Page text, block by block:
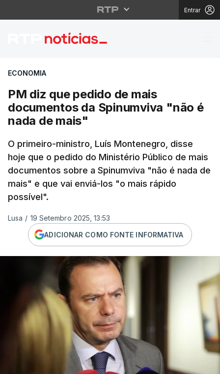
Entrar
PM diz que pedido
ECONOMIA
PM diz que pedido de mais
documentos da Spinumviva "não é
nada de mais"
O primeiro-ministro, Luís Montenegro, disse
hoje que o pedido do Ministério Público de mais
documentos sobre a Spinumviva "não é nada de
mais" e que vai enviá-los "o mais rápido
possível".
Lusa / 19 Setembro 2025, 13:53
ADICIONAR COMO FONTE INFORMATIVA